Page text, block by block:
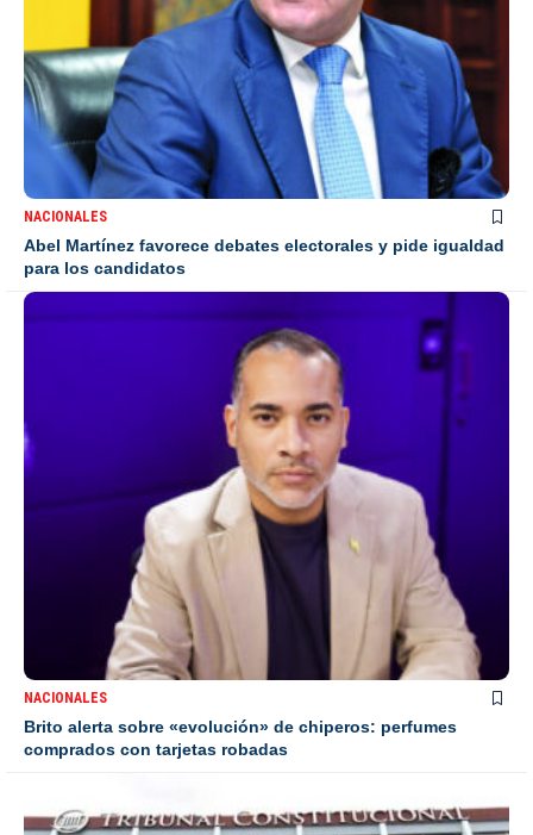
NACIONALES
Abel Martínez favorece debates electorales y pide igualdad
para los candidatos
NACIONALES
Brito alerta sobre «evolución» de chiperos: perfumes
comprados con tarjetas robadas